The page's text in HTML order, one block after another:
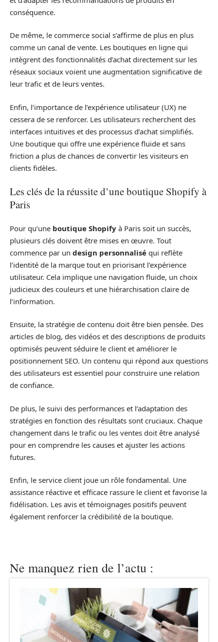
conséquence.
De même, le commerce social s’affirme de plus en plus
comme un canal de vente. Les boutiques en ligne qui
intègrent des fonctionnalités d’achat directement sur les
réseaux sociaux voient une augmentation significative de
leur trafic et de leurs ventes.
Enfin, l’importance de l’expérience utilisateur (UX) ne
cessera de se renforcer. Les utilisateurs recherchent des
interfaces intuitives et des processus d’achat simplifiés.
Une boutique qui offre une expérience fluide et sans
friction a plus de chances de convertir les visiteurs en
clients fidèles.
Les clés de la réussite d’une boutique Shopify à
Paris
Pour qu’une boutique Shopify à Paris soit un succès,
plusieurs clés doivent être mises en œuvre. Tout
commence par un design personnalisé qui reflète
l’identité de la marque tout en priorisant l’expérience
utilisateur. Cela implique une navigation fluide, un choix
judicieux des couleurs et une hiérarchisation claire de
l’information.
Ensuite, la stratégie de contenu doit être bien pensée. Des
articles de blog, des vidéos et des descriptions de produits
optimisés peuvent séduire le client et améliorer le
positionnement SEO. Un contenu qui répond aux questions
des utilisateurs est essentiel pour construire une relation
de confiance.
De plus, le suivi des performances et l’adaptation des
stratégies en fonction des résultats sont cruciaux. Chaque
changement dans le trafic ou les ventes doit être analysé
pour en comprendre les causes et ajuster les actions
futures.
Enfin, le service client joue un rôle fondamental. Une
assistance réactive et efficace rassure le client et favorise la
fidélisation. Les avis et témoignages positifs peuvent
également renforcer la crédibilité de la boutique.
Ne manquez rien de l’actu :